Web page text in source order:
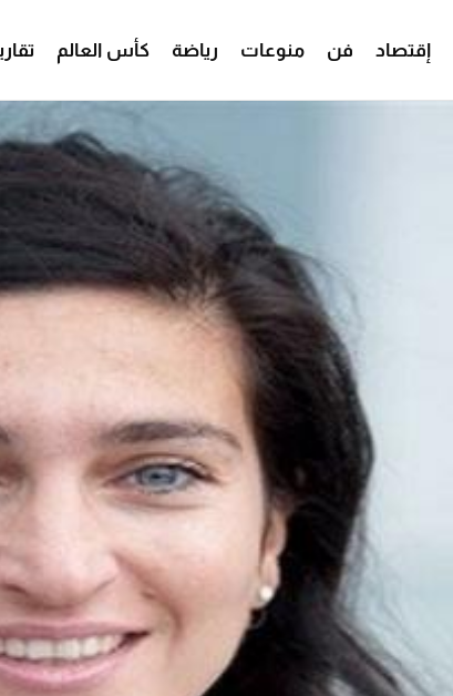
إقتصاد فن منوعات رياضة كأس العالم